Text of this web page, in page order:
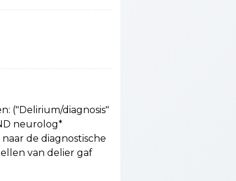
("Delirium/diagnosis"
neurolog*
de diagnostische
van delier gaf